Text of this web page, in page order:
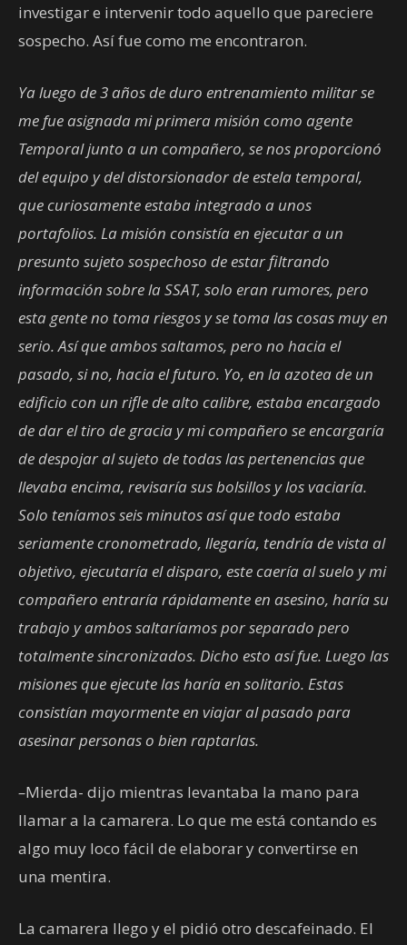
investigar e intervenir todo aquello que pareciere
sospecho. Así fue como me encontraron.
Ya luego de 3 años de duro entrenamiento militar se
me fue asignada mi primera misión como agente
Temporal junto a un compañero, se nos proporcionó
del equipo y del distorsionador de estela temporal,
que curiosamente estaba integrado a unos
portafolios. La misión consistía en ejecutar a un
presunto sujeto sospechoso de estar filtrando
información sobre la SSAT, solo eran rumores, pero
esta gente no toma riesgos y se toma las cosas muy en
serio. Así que ambos saltamos, pero no hacia el
pasado, si no, hacia el futuro. Yo, en la azotea de un
edificio con un rifle de alto calibre, estaba encargado
de dar el tiro de gracia y mi compañero se encargaría
de despojar al sujeto de todas las pertenencias que
llevaba encima, revisaría sus bolsillos y los vaciaría.
Solo teníamos seis minutos así que todo estaba
seriamente cronometrado, llegaría, tendría de vista al
objetivo, ejecutaría el disparo, este caería al suelo y mi
compañero entraría rápidamente en asesino, haría su
trabajo y ambos saltaríamos por separado pero
totalmente sincronizados. Dicho esto así fue. Luego las
misiones que ejecute las haría en solitario. Estas
consistían mayormente en viajar al pasado para
asesinar personas o bien raptarlas.
–Mierda- dijo mientras levantaba la mano para
llamar a la camarera. Lo que me está contando es
algo muy loco fácil de elaborar y convertirse en
una mentira.
La camarera llego y el pidió otro descafeinado. El